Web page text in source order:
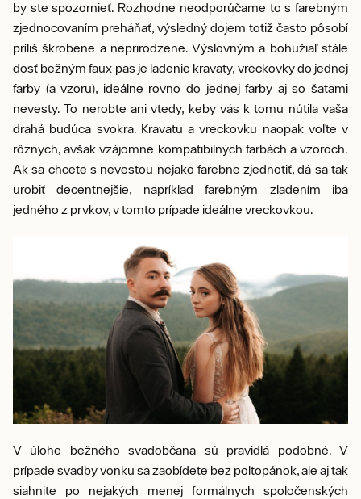
by ste spozornieť. Rozhodne neodporúčame to s farebným
zjednocovaním preháňať, výsledný dojem totiž často pôsobí
príliš škrobene a neprirodzene. Výslovným a bohužiaľ stále
dosť bežným faux pas je ladenie kravaty, vreckovky do jednej
farby (a vzoru), ideálne rovno do jednej farby aj so šatami
nevesty. To nerobte ani vtedy, keby vás k tomu nútila vaša
drahá budúca svokra. Kravatu a vreckovku naopak voľte v
rôznych, avšak vzájomne kompatibilných farbách a vzoroch.
Ak sa chcete s nevestou nejako farebne zjednotiť, dá sa tak
urobiť decentnejšie, napríklad farebným zladením iba
jedného z prvkov, v tomto prípade ideálne vreckovkou.
V úlohe bežného svadobčana sú pravidlá podobné. V
prípade svadby vonku sa zaobídete bez poltopánok, ale aj tak
siahnite po nejakých menej formálnych spoločenských